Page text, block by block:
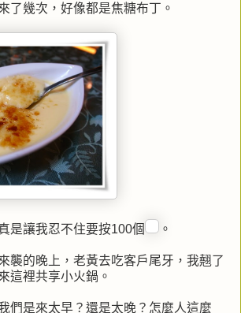
了幾次，好像都是焦糖布丁。
是讓我忍不住要按100個 。
襲的晚上，老黃去吃客戶尾牙，我翹了
這裡共享小火鍋。
們是來太早？還是太晚？怎麼人這麼